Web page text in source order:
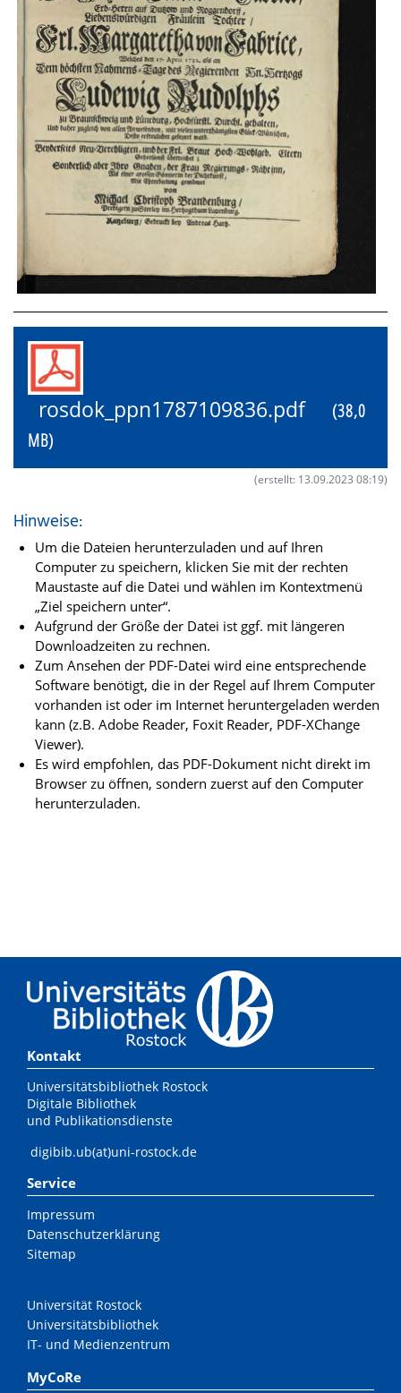
rosdok_ppn1787109836.pdf
(38,0
MB)
(erstellt: 13.09.2023 08:19)
Hinweise:
Um die Dateien herunterzuladen und auf Ihren
Computer zu speichern, klicken Sie mit der rechten
Maustaste auf die Datei und wählen im Kontextmenü
„Ziel speichern unter“.
Aufgrund der Größe der Datei ist ggf. mit längeren
Downloadzeiten zu rechnen.
Zum Ansehen der PDF-Datei wird eine entsprechende
Software benötigt, die in der Regel auf Ihrem Computer
vorhanden ist oder im Internet heruntergeladen werden
kann (z.B. Adobe Reader, Foxit Reader, PDF-XChange
Viewer).
Es wird empfohlen, das PDF-Dokument nicht direkt im
Browser zu öffnen, sondern zuerst auf den Computer
herunterzuladen.
Kontakt
Universitätsbibliothek Rostock
Digitale Bibliothek
und Publikationsdienste
digibib.ub(at)uni-rostock.de
Service
Impressum
Datenschutzerklärung
Sitemap
Universität Rostock
Universitätsbibliothek
IT- und Medienzentrum
MyCoRe